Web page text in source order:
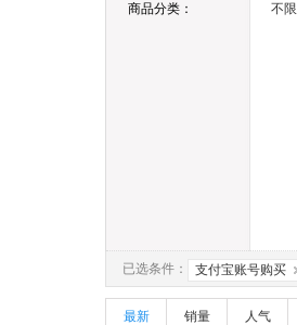
商品分类： 不限
已选条件： 支付宝账号购买
最新 销量 人气